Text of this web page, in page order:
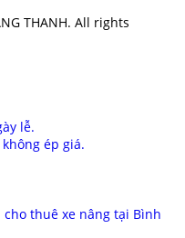
THANH. All rights
lễ.
ép giá.
thuê xe nâng tại Bình